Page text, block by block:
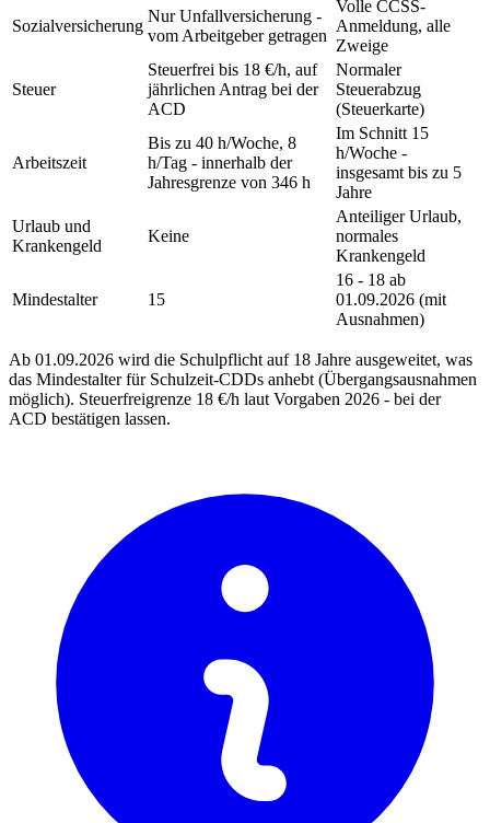
Sozialversicherung
Nur Unfallversicherung -
vom Arbeitgeber getragen
Volle CCSS-
Anmeldung, alle
Zweige
Steuer
Steuerfrei bis 18 €/h, auf
jährlichen Antrag bei der
ACD
Normaler
Steuerabzug
(Steuerkarte)
Arbeitszeit
Bis zu 40 h/Woche, 8
h/Tag - innerhalb der
Jahresgrenze von 346 h
Im Schnitt 15
h/Woche -
insgesamt bis zu 5
Jahre
Urlaub und
Krankengeld
Keine
Anteiliger Urlaub,
normales
Krankengeld
Mindestalter 15
16 - 18 ab
01.09.2026 (mit
Ausnahmen)
Ab 01.09.2026 wird die Schulpflicht auf 18 Jahre ausgeweitet, was
das Mindestalter für Schulzeit-CDDs anhebt (Übergangsausnahmen
möglich). Steuerfreigrenze 18 €/h laut Vorgaben 2026 - bei der
ACD bestätigen lassen.